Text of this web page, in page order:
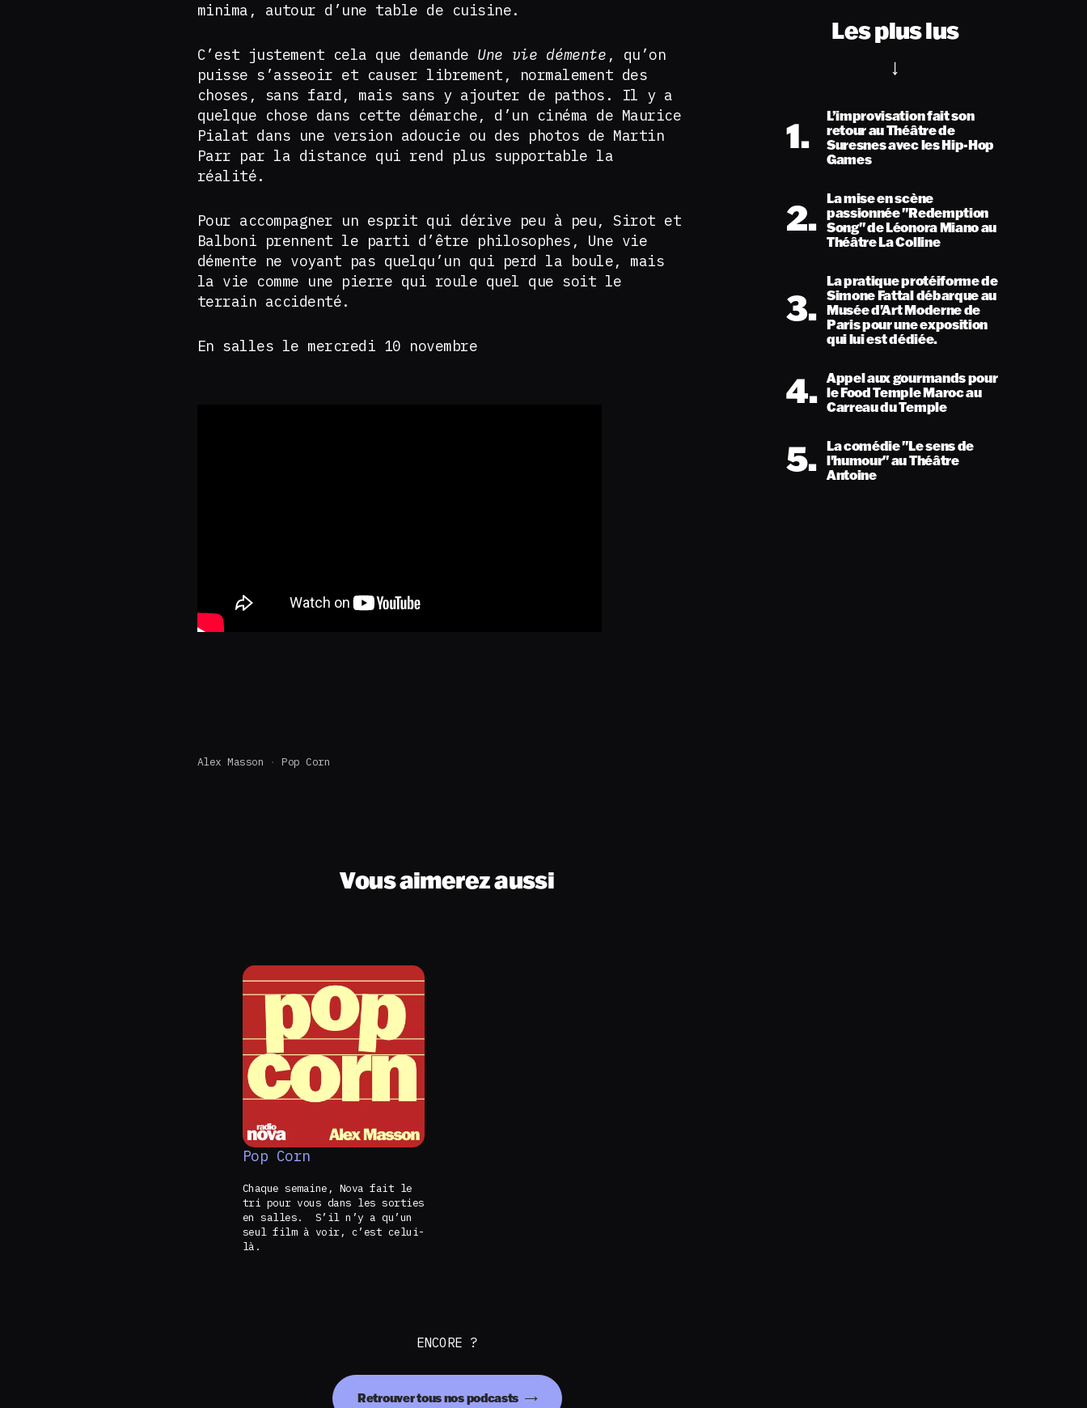
minima, autour d’une table de cuisine.
C’est justement cela que demande Une vie démente , qu’on
puisse s’asseoir et causer librement, normalement des
choses, sans fard, mais sans y ajouter de pathos. Il y a
quelque chose dans cette démarche, d’un cinéma de Maurice
Pialat dans une version adoucie ou des photos de Martin
Parr par la distance qui rend plus supportable la
réalité.
Pour accompagner un esprit qui dérive peu à peu, Sirot et
Balboni prennent le parti d’être philosophes, Une vie
démente ne voyant pas quelqu’un qui perd la boule, mais
la vie comme une pierre qui roule quel que soit le
terrain accidenté.
En salles le mercredi 10 novembre
Alex Masson Pop Corn
Vous aimerez aussi
Pop Corn
Chaque semaine, Nova fait le
tri pour vous dans les sorties
en salles. S’il n’y a qu’un
seul film à voir, c’est celui-
là.
ENCORE ?
Retrouver tous nos podcasts
Les plus lus
1.
L’improvisation fait son
retour au Théâtre de
Suresnes avec les Hip-Hop
Games
2. La mise en scène
passionnée "Redemption
Song" de Léonora Miano au
Théâtre La Colline
3.
La pratique protéiforme de
Simone Fattal débarque au
Musée d'Art Moderne de
Paris pour une exposition
qui lui est dédiée.
4. Appel aux gourmands pour
le Food Temple Maroc au
Carreau du Temple
5. La comédie "Le sens de
l'humour" au Théâtre
Antoine